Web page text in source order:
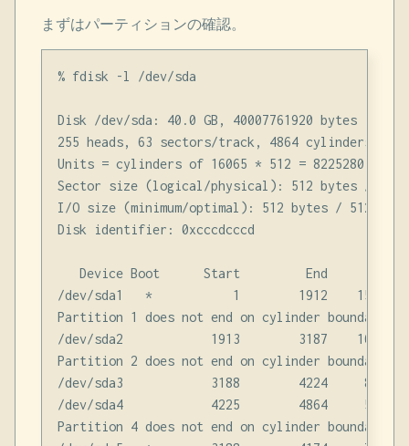
まずはパーティションの確認。
% fdisk -l /dev/sda
Disk /dev/sda: 40.0 GB, 40007761920 bytes
255 heads, 63 sectors/track, 4864 cylinders
Units = cylinders of 16065 * 512 = 8225280 bytes
Sector size (logical/physical): 512 bytes / 512
I/O size (minimum/optimal): 512 bytes / 512
Disk identifier: 0xcccdcccd
Device Boot      Start         End
/dev/sda1   *           1        1912    15354328+
Partition 1 does not end on cylinder boundary.
/dev/sda2            1913        3187    10241436
Partition 2 does not end on cylinder boundary.
/dev/sda3            3188        4224
/dev/sda4            4225        4864     5133240
Partition 4 does not end on cylinder boundary.